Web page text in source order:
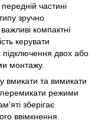
частині
зручно
компактні
керувати
двох або
монтажу.
вмикати та вимикати
перемикати режими
зберігає
ввімкнення.